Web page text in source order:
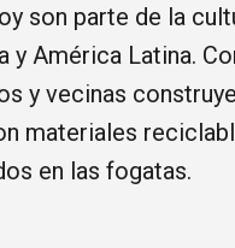
son parte de la
y América Latina.
y vecinas
materiales
en las fogatas.